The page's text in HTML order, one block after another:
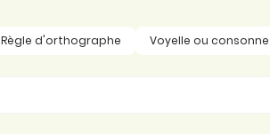
Règle d'orthographe Voyelle ou consonne